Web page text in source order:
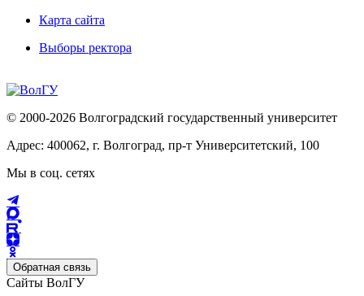
Карта сайта
Выборы ректора
© 2000-2026 Волгоградский государственный университет
Адрес: 400062, г. Волгоград, пр-т Университетский, 100
Мы в соц. сетях
Обратная связь
Сайты ВолГУ